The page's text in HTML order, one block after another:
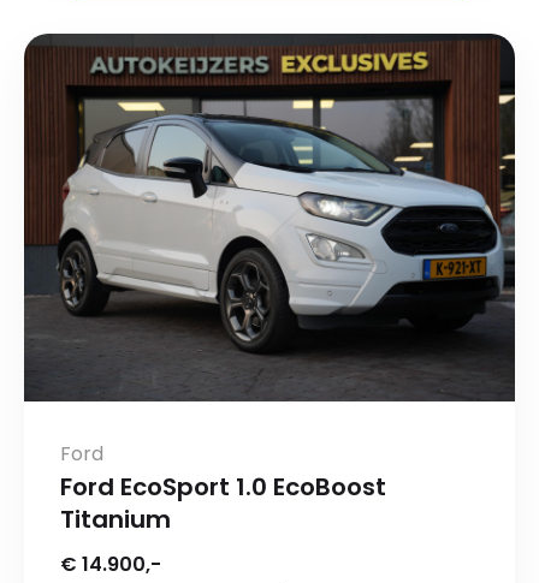
Ford
Ford EcoSport 1.0 EcoBoost
Titanium
€ 14.900,-